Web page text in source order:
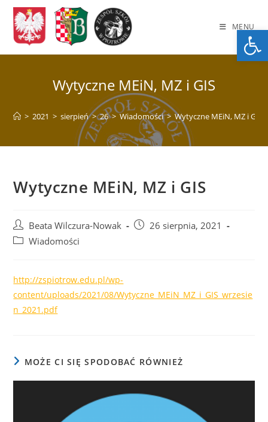
Skip
content
MENU
Wytyczne MEiN, MZ i GIS
> 2021 > sierpień > 26 > Wiadomości > Wytyczne MEiN, MZ i GIS
Wytyczne MEiN, MZ i GIS
Post
author:
Beata Wilczura-Nowak
Post26 sierpnia, 2021
PostWiadomości
http://zspiotrow.edu.pl/wp-
content/uploads/2021/08/Wytyczne_MEiN_MZ_i_GIS_wrzesie
n_2021.pdf
MOŻE CI SIĘ SPODOBAĆ RÓWNIEŻ